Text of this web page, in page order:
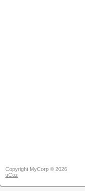
Copyright MyCorp © 2026
uCoz